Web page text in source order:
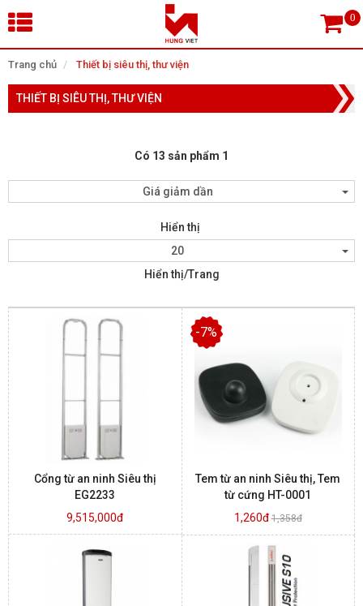
Trang chủ Thiết bị siêu thị, thư viện
THIẾT BỊ SIÊU THỊ, THƯ VIỆN
Có 13 sản phẩm 1
Giá giảm dần
Hiển thị
20
Hiển thị/Trang
Cổng từ an ninh Siêu thị
EG2233
9,515,000đ
Tem từ an ninh Siêu thị, Tem
từ cứng HT-0001
1,260đ 1,358đ
-7%
×
Tìm theo danh mục
Tìm kiếm
TRANG CHỦ
THIẾT BỊ SIÊU THỊ, THƯ VIỆN
CAMERA GIÁM SÁT
BÁO ĐỘNG, BÁO CHÁY
LIÊN HỆ